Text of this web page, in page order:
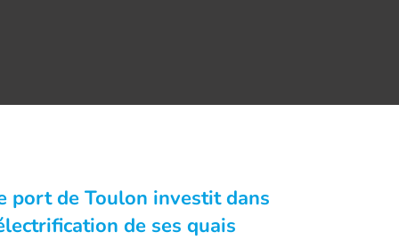
port de Toulon investit dans
de ses quais